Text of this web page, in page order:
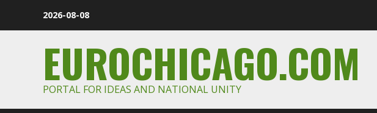
2026-08-08
EUROCHICAGO.COM
PORTAL FOR IDEAS AND NATIONAL UNITY